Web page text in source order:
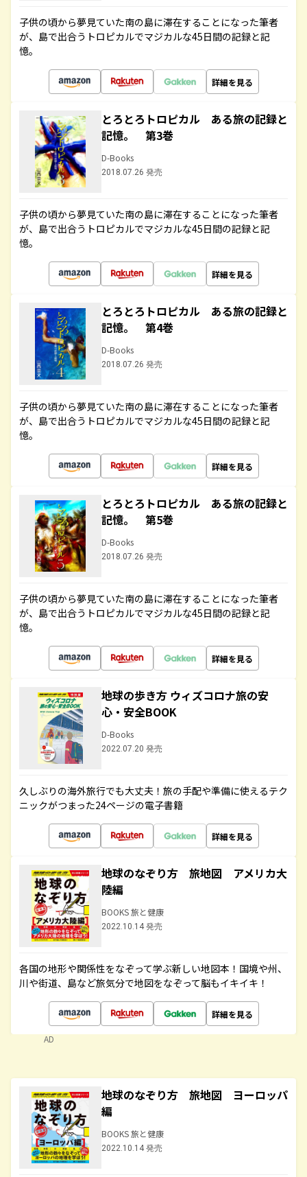
子供の頃から夢見ていた南の島に滞在することになった筆者
が、島で出合うトロピカルでマジカルな45日間の記録と記
憶。
詳細を見る
とろとろトロピカル ある旅の記録と
記憶。 第3巻
D-Books
2018.07.26 発売
子供の頃から夢見ていた南の島に滞在することになった筆者
が、島で出合うトロピカルでマジカルな45日間の記録と記
憶。
詳細を見る
とろとろトロピカル ある旅の記録と
記憶。 第4巻
D-Books
2018.07.26 発売
子供の頃から夢見ていた南の島に滞在することになった筆者
が、島で出合うトロピカルでマジカルな45日間の記録と記
憶。
詳細を見る
とろとろトロピカル ある旅の記録と
記憶。 第5巻
D-Books
2018.07.26 発売
子供の頃から夢見ていた南の島に滞在することになった筆者
が、島で出合うトロピカルでマジカルな45日間の記録と記
憶。
詳細を見る
地球の歩き方 ウィズコロナ旅の安
心・安全BOOK
D-Books
2022.07.20 発売
久しぶりの海外旅行でも大丈夫！旅の手配や準備に使えるテク
ニックがつまった24ページの電子書籍
詳細を見る
地球のなぞり方 旅地図 アメリカ大
陸編
BOOKS 旅と健康
2022.10.14 発売
各国の地形や関係性をなぞって学ぶ新しい地図本！国境や州、
川や街道、島など旅気分で地図をなぞって脳もイキイキ！
詳細を見る
AD
地球のなぞり方 旅地図 ヨーロッパ
編
BOOKS 旅と健康
2022.10.14 発売